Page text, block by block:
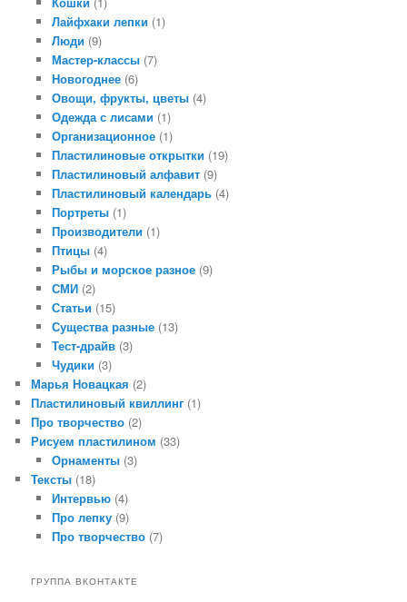
Лайфхаки лепки (1)
Люди (9)
Мастер-классы(7)
Новогоднее(6)
Овощи, фрукты, цветы(4)
Одежда с лисами (1)
Организационное(1)
Пластилиновые открытки (19)
Пластилиновый алфавит(9)
Пластилиновый календарь(4)
Портреты(1)
Производители (1)
Птицы(4)
Рыбы и морское разное(9)
СМИ(2)
Статьи (15)
Существа разные(13)
Тест-драйв(3)
Чудики (3)
Марья Новацкая (2)
Пластилиновый квиллинг (1)
Про творчество (2)
Рисуем пластилином (33)
Орнаменты(3)
Тексты (18)
Интервью(4)
Про лепку(9)
Про творчество(7)
ГРУППА ВКОНТАКТЕ